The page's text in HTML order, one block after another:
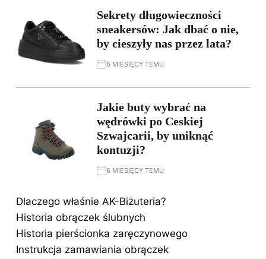
Sekrety długowieczności
sneakersów: Jak dbać o nie,
by cieszyły nas przez lata?
6 MIESIĘCY TEMU
Jakie buty wybrać na
wędrówki po Ceskiej
Szwajcarii, by uniknąć
kontuzji?
6 MIESIĘCY TEMU
Dlaczego właśnie AK-Biżuteria?
Historia obrączek ślubnych
Historia pierścionka zaręczynowego
Instrukcja zamawiania obrączek